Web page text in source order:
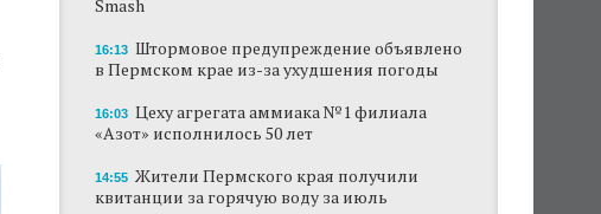
Они используются для обнаружения и
отслеживания БПЛА в воздухе.
В субботу в центре Перми выступит DJ Smash
Сеть «Иль де Ботэ» уходит из Перми
Власти Перми намерены развернуть борьбу
с брошенными автомобилями
Smash
16:13 Штормовое предупреждение объявлено
в Пермском крае из-за ухудшения погоды
16:03 Цеху агрегата аммиака №1 филиала
«Азот» исполнилось 50 лет
14:55 Жители Пермского края получили
квитанции за горячую воду за июль